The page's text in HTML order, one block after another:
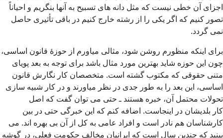
اجزای آن خطی نیست که مثل دانه های تسبیح به آنها بنگریم و احیاناً
تصور کنیم که اگر یکی را از رشته خارج کنیم در باقی تأثیری حاصل
نمی گردد.
برای اینکه منظورم روشن شود، مثالی میاورم از حوزۀ قانون اساسی،
چون این حوزه شاید بهترین مورد مثال باشد برای توجه به بعد پویای
متنی حقوقی که مکتوب گشته است. متخصصان کار نگارش قانون
اساسی، این بعد را به طور جدی در نظر میاورند و در کار شبیه سازی
تحولات محتمل آن، خبره هستند ـ حتی می توان گفت که اصل
کار بلدیشان در اینجاست. اضافه کنم که این خبرگی حتی در بین
کارشناسان هم نادر است و افراد عامی به کل از آن بی بهره اند. می
بینید که چندین سال است که ایرانیان مخالف حکومت فعلی، در گوشه